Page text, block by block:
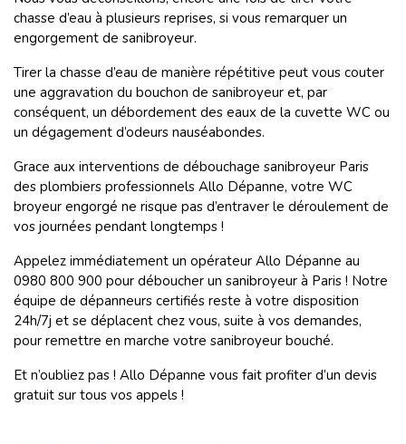
chasse d’eau à plusieurs reprises, si vous remarquer un
engorgement de sanibroyeur.
Tirer la chasse d’eau de manière répétitive peut vous couter
une aggravation du bouchon de sanibroyeur et, par
conséquent, un débordement des eaux de la cuvette WC ou
un dégagement d’odeurs nauséabondes.
Grace aux interventions de débouchage sanibroyeur Paris
des plombiers professionnels Allo Dépanne, votre WC
broyeur engorgé ne risque pas d’entraver le déroulement de
vos journées pendant longtemps !
Appelez immédiatement un opérateur Allo Dépanne au
0980 800 900 pour déboucher un sanibroyeur à Paris ! Notre
équipe de dépanneurs certifiés reste à votre disposition
24h/7j et se déplacent chez vous, suite à vos demandes,
pour remettre en marche votre sanibroyeur bouché.
Et n’oubliez pas ! Allo Dépanne vous fait profiter d’un devis
gratuit sur tous vos appels !